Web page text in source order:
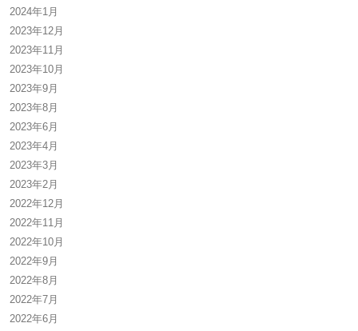
2024年1月
2023年12月
2023年11月
2023年10月
2023年9月
2023年8月
2023年6月
2023年4月
2023年3月
2023年2月
2022年12月
2022年11月
2022年10月
2022年9月
2022年8月
2022年7月
2022年6月